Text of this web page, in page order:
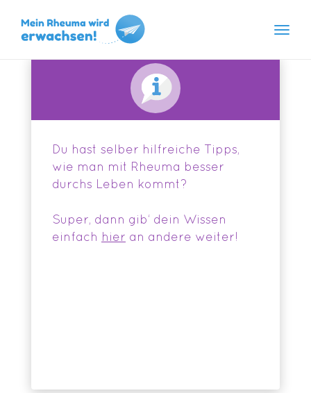
Du hast selber hilfreiche Tipps,
wie man mit Rheuma besser
durchs Leben kommt?
Super, dann gib‘ dein Wissen
einfach hier an andere weiter!